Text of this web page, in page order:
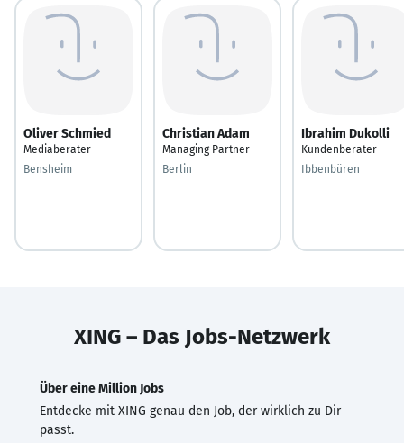
Oliver Schmied
Mediaberater
Bensheim
Christian Adam
Managing Partner
Berlin
Ibrahim Dukolli
Kundenberater
Ibbenbüren
XING – Das Jobs-Netzwerk
Über eine Million Jobs
Entdecke mit XING genau den Job, der wirklich zu Dir
passt.